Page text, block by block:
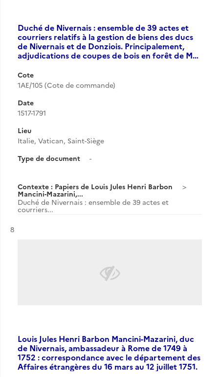
Duché de Nivernais : ensemble de 39 actes et
courriers relatifs à la gestion de biens des ducs
de Nivernais et de Donziois. Principalement,
adjudications de coupes de bois en forêt de M…
Cote
1AE/105 (Cote de commande)
Date
1517-1791
Lieu
Italie, Vatican, Saint-Siège
Type de document
-
Contexte : Papiers de Louis Jules Henri Barbon
Mancini-Mazarini,...
Duché de Nivernais : ensemble de 39 actes et
courriers...
Résultat n°
8
Louis Jules Henri Barbon Mancini-Mazarini, duc
de Nivernais, ambassadeur à Rome de 1749 à
1752 : correspondance avec le département des
Affaires étrangères du 16 mars au 12 juillet 1751.